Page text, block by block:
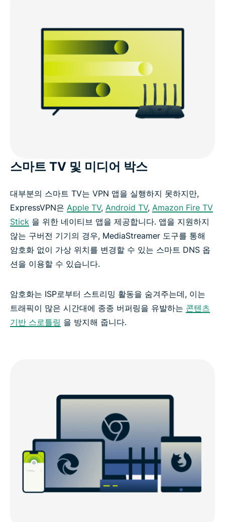
스마트 TV 및 미디어 박스
대부분의 스마트 TV는 VPN 앱을 실행하지 못하지만,
ExpressVPN은 Apple TV, Android TV, Amazon Fire TV
Stick 을 위한 네이티브 앱을 제공합니다. 앱을 지원하지
않는 구버전 기기의 경우, MediaStreamer 도구를 통해
암호화 없이 가상 위치를 변경할 수 있는 스마트 DNS 옵
션을 이용할 수 있습니다.
암호화는 ISP로부터 스트리밍 활동을 숨겨주는데, 이는
트래픽이 많은 시간대에 종종 버퍼링을 유발하는 콘텐츠
기반 스로틀링 을 방지해 줍니다.